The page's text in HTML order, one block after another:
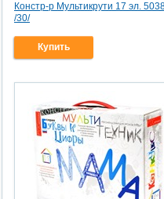
Констр-р Мультикрути 17 эл.
/30/
Купить